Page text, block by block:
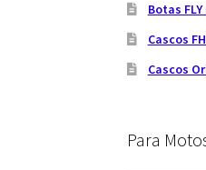
Botas
Cascos
Cascos
Para